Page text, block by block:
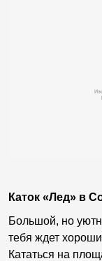
Каток «Лед» в
Большой, но
тебя ждет
Кататься на